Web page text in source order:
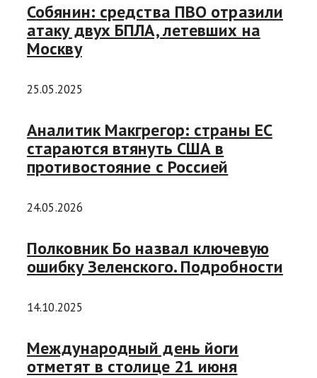
Собянин: средства ПВО отразили
атаку двух БПЛА, летевших на
Москву
25.05.2025
Аналитик Макгрегор: страны ЕС
стараются втянуть США в
противостояние с Россией
24.05.2026
Полковник Бо назвал ключевую
ошибку Зеленского. Подробности
14.10.2025
Международный день йоги
отметят в столице 21 июня